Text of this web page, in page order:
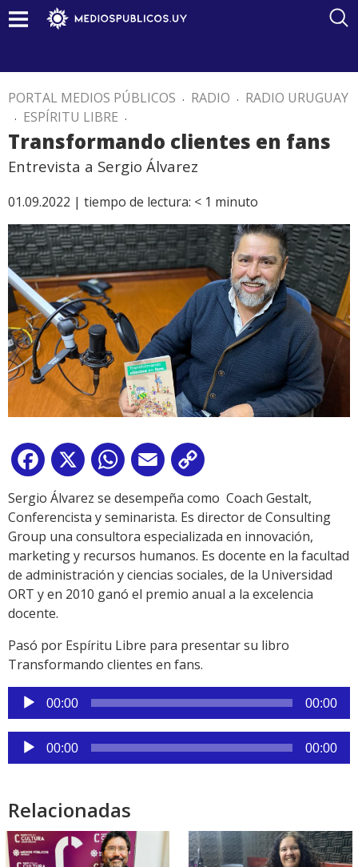
PORTAL MEDIOS PÚBLICOS . RADIO . RADIO URUGUAY
. ESPÍRITU LIBRE .
Transformando clientes en fans
Entrevista a Sergio Álvarez
01.09.2022 | tiempo de lectura: < 1 minuto
Facebook
X WhatsApp
Email
Link
Sergio Álvarez se desempeña como Coach Gestalt,
Conferencista y seminarista. Es director de Consulting
Group una consultora especializada en innovación,
marketing y recursos humanos. Es docente en la facultad
de administración y ciencias sociales, de la Universidad
ORT y en 2010 ganó el premio anual a la excelencia
docente.
Pasó por Espíritu Libre para presentar su libro
Transformando clientes en fans.
Reproductor
de
audio
00:00 00:00
Reproductor
de
00:00 00:00
Relacionadas